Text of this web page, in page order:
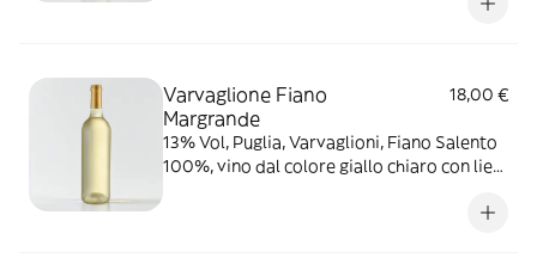
Varvaglione Fiano
Margrande
18,00 €
13% Vol, Puglia, Varvaglioni, Fiano Salento
100%, vino dal colore giallo chiaro con lievi
aromatico con sentori di pera matura, fiori